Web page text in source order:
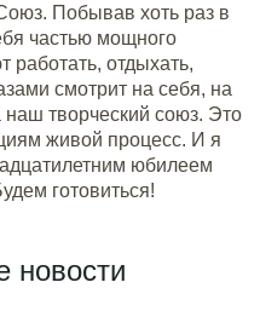
Побывав хоть раз в
частью мощного
работать, отдыхать,
смотрит на себя, на
творческий союз. Это
живой процесс. И я
юбилеем
готовиться!
новости